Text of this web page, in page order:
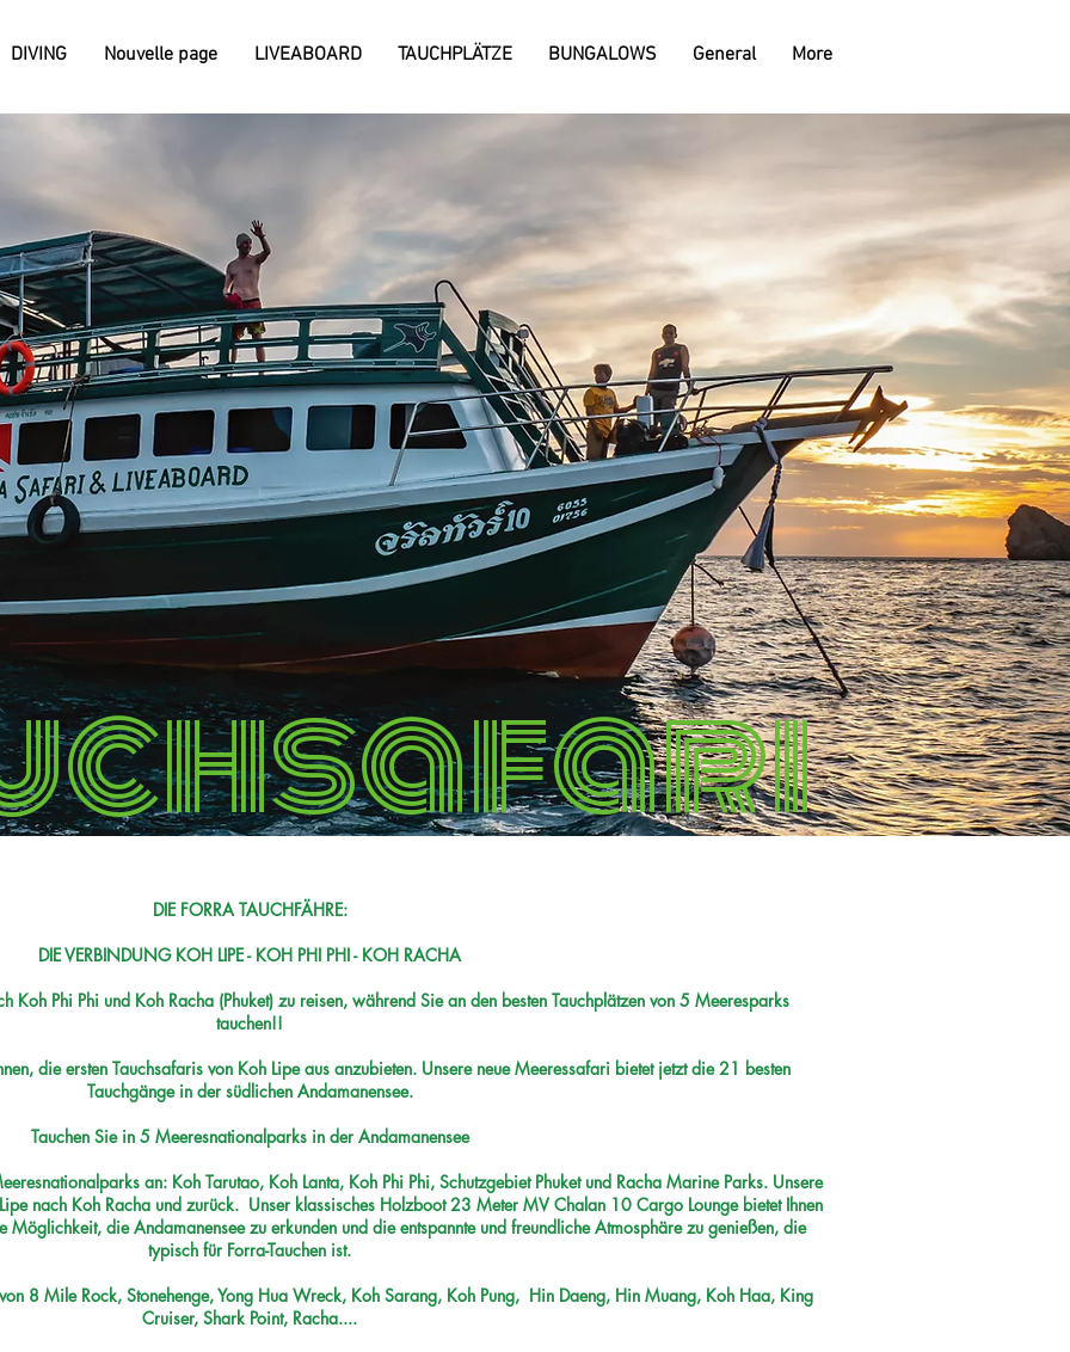
DIVING Nouvelle page LIVEABOARD TAUCHPLÄTZE BUNGALOWS General More
DIE FORRA TAUCHFÄHRE:
DIE VERBINDUNG KOH LIPE - KOH PHI PHI - KOH RACHA
Koh Phi Phi und Koh Racha (Phuket) zu reisen, während Sie an den besten Tauchplätzen von 5 Meeresparks
tauchen!!
die ersten Tauchsafaris von Koh Lipe aus anzubieten. Unsere neue Meeressafari bietet jetzt die 21 besten
Tauchgänge in der südlichen Andamanensee.
Tauchen Sie in 5 Meeresnationalparks in der Andamanensee
an: Koh Tarutao, Koh Lanta, Koh Phi Phi, Schutzgebiet Phuket und Racha Marine Parks. Unsere
nach Koh Racha und zurück. Unser klassisches Holzboot 23 Meter MV Chalan 10 Cargo Lounge bietet Ihnen
Möglichkeit, die Andamanensee zu erkunden und die entspannte und freundliche Atmosphäre zu genießen, die
typisch für Forra-Tauchen ist.
8 Mile Rock, Stonehenge, Yong Hua Wreck, Koh Sarang, Koh Pung, Hin Daeng, Hin Muang, Koh Haa, King
Cruiser, Shark Point, Racha....